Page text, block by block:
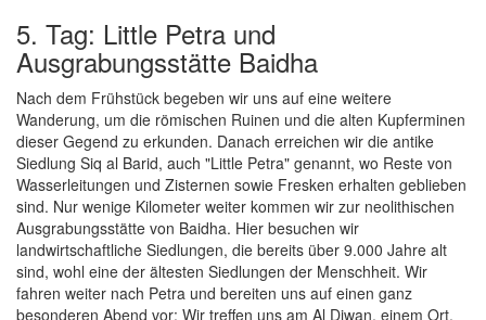
5. Tag: Little Petra und
Ausgrabungsstätte Baidha
Nach dem Frühstück begeben wir uns auf eine weitere
Wanderung, um die römischen Ruinen und die alten Kupferminen
dieser Gegend zu erkunden. Danach erreichen wir die antike
Siedlung Siq al Barid, auch "Little Petra" genannt, wo Reste von
Wasserleitungen und Zisternen sowie Fresken erhalten geblieben
sind. Nur wenige Kilometer weiter kommen wir zur neolithischen
Ausgrabungsstätte von Baidha. Hier besuchen wir
landwirtschaftliche Siedlungen, die bereits über 9.000 Jahre alt
sind, wohl eine der ältesten Siedlungen der Menschheit. Wir
fahren weiter nach Petra und bereiten uns auf einen ganz
besonderen Abend vor: Wir treffen uns am Al Diwan, einem Ort,